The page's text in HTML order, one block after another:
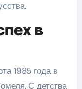
в
1985 года в
С детства